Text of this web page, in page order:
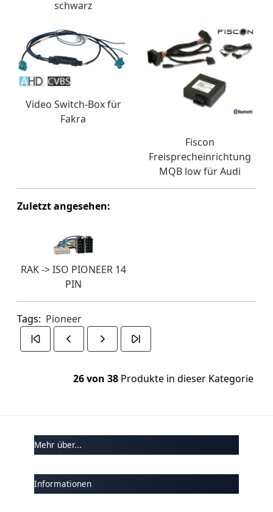
schwarz
Video Switch-Box für
Fakra
Fiscon
Freisprecheinrichtung
MQB low für Audi
Zuletzt angesehen:
RAK -> ISO PIONEER 14
PIN
Tags: Pioneer
26 von 38 Produkte in dieser Kategorie
Mehr über...
Informationen